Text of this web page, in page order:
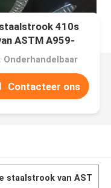
410s
ASTM A959-
Onderhandelbaar
Contacteer ons
staalstrook van AST